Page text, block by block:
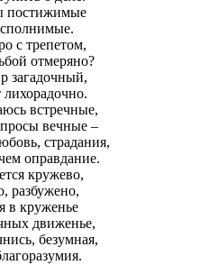
постижимые
с трепетом,
отмеряно?
загадочный,
встречные,
вечные –
страдания,
оправдание.
кружево,
разбужено,
в круженье
движенье,
безумная,